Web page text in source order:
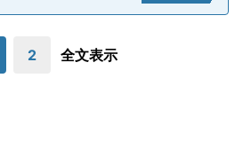
2 全文表示